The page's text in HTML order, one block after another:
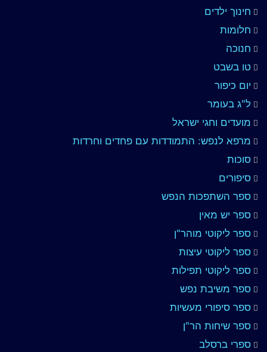
חינוך ילדים
חלומות
חנוכה
טו בשבט
יום כיפור
ל"ג בעומר
מועדים וחגי ישראל
מרפא לנפש: התמודדות עם פחדים וחרדות
סוכות
סיפורים
ספר השתפכות הנפש
ספר יש מאין
ספר ליקוטי מוהר"ן
ספר ליקוטי עיצות
ספר ליקוטי תפילות
ספר משיבת נפש
ספר סיפורי מעשיות
ספר שיחות הר"ן
ספרי ברסלב